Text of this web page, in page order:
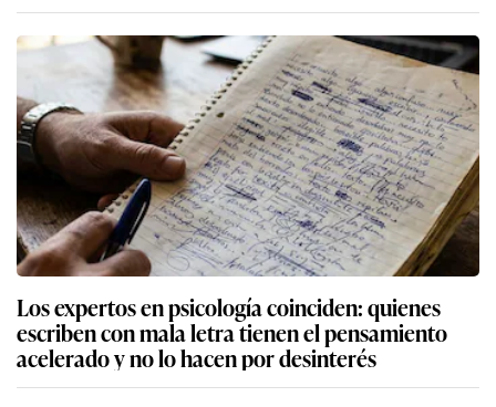
Los expertos en psicología coinciden: quienes
escriben con mala letra tienen el pensamiento
acelerado y no lo hacen por desinterés